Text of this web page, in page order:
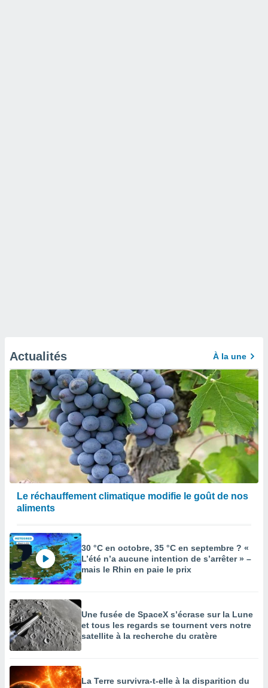
Actualités À la une
Le réchauffement climatique modifie le goût de nos
aliments
30 °C en octobre, 35 °C en septembre ? «
L’été n’a aucune intention de s’arrêter » –
mais le Rhin en paie le prix
Une fusée de SpaceX s’écrase sur la Lune
et tous les regards se tournent vers notre
satellite à la recherche du cratère
La Terre survivra-t-elle à la disparition du